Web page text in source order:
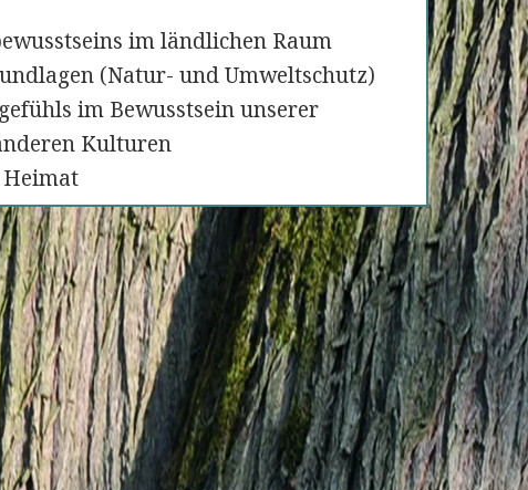
im ländlichen Raum
(Natur- und Umweltschutz)
im Bewusstsein unserer
Kulturen